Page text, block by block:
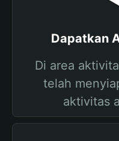
Dapatkan
Di area
telah
aktivitas